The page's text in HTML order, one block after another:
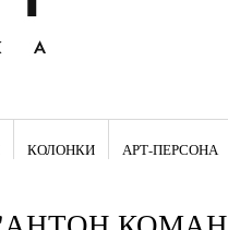
КОЛОНКИ АРТ-ПЕРСОНА